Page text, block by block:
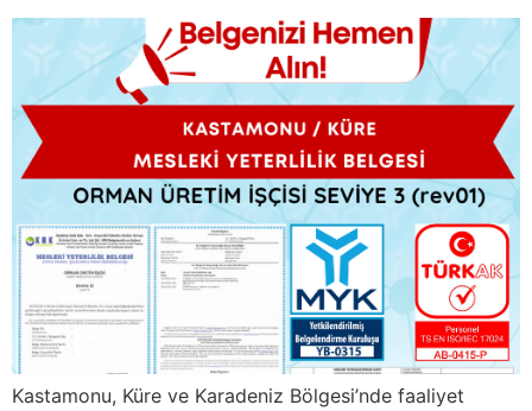
Kastamonu, Küre ve Karadeniz Bölgesi’nde faaliyet